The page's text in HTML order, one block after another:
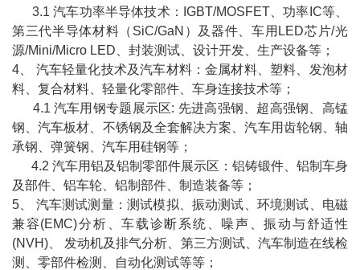
3.1 汽车功率半导体技术：IGBT/MOSFET、功率IC等、
第三代半导体材料（SiC/GaN）及器件、车用LED芯片/光
源/Mini/Micro LED、封装测试、设计开发、生产设备等；
4、 汽车轻量化技术及汽车材料：金属材料、塑料、发泡材
料、复合材料、轻量化零部件、车身连接技术等；
4.1 汽车用钢专题展示区: 先进高强钢、超高强钢、高锰
钢、汽车板材、不锈钢及全套解决方案、汽车用齿轮钢、轴
承钢、弹簧钢、汽车用硅钢等；
4.2 汽车用铝及铝制零部件展示区：铝铸锻件、铝制车身
及部件、铝车轮、铝制部件、制造装备等；
5、 汽车测试测量：测试模拟、振动测试、环境测试、电磁
兼容(EMC)分析、车载诊断系统、噪声、振动与舒适性
(NVH)、 发动机及排气分析、第三方测试、汽车制造在线检
测、零部件检测、自动化测试等等；